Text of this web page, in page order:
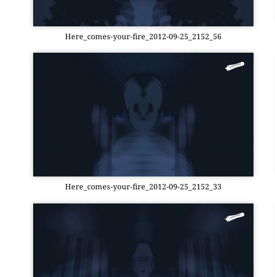
Here_­co­mes-your-fire_2012-09-25_2152_56
Here_­co­mes-your-fire_2012-09-25_2152_33